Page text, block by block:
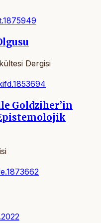
Dergisi
Goldziher’in